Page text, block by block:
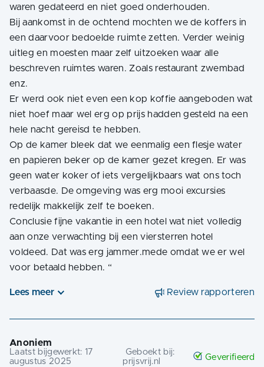
waren gedateerd en niet goed onderhouden.
Bij aankomst in de ochtend mochten we de koffers in
een daarvoor bedoelde ruimte zetten. Verder weinig
uitleg en moesten maar zelf uitzoeken waar alle
beschreven ruimtes waren. Zoals restaurant zwembad
enz.
Er werd ook niet even een kop koffie aangeboden wat
niet hoef maar wel erg op prijs hadden gesteld na een
hele nacht gereisd te hebben.
Op de kamer bleek dat we eenmalig een flesje water
en papieren beker op de kamer gezet kregen. Er was
geen water koker of iets vergelijkbaars wat ons toch
verbaasde. De omgeving was erg mooi excursies
redelijk makkelijk zelf te boeken.
Conclusie fijne vakantie in een hotel wat niet volledig
aan onze verwachting bij een viersterren hotel
voldeed. Dat was erg jammer.mede omdat we er wel
voor betaald hebben. “
Lees meer Review rapporteren
Anoniem
Laatst bijgewerkt: 17
augustus 2025
Geboekt bij:
prijsvrij.nl
Geverifieerd